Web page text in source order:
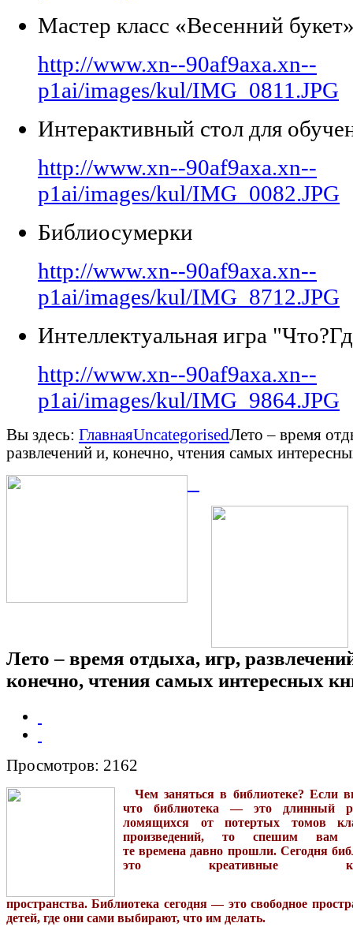
Мастер класс «Весенний
http://www.xn--90af9axa.xn--
p1ai/images/kul/IMG_0811.JPG
Интерактивный стол для
http://www.xn--90af9axa.xn--
p1ai/images/kul/IMG_0082.JPG
Библиосумерки
http://www.xn--90af9axa.xn--
p1ai/images/kul/IMG_8712.JPG
Интеллектуальная игра
http://www.xn--90af9axa.xn--
p1ai/images/kul/IMG_9864.JPG
Вы здесь: ГлавнаяUncategorisedЛето – время
развлечений и, конечно, чтения самых
Лето – время отдыха, игр,
конечно, чтения самых интересных
Просмотров: 2162
Чем заняться в библиотеке? Если
что библиотека — это длинный
ломящихся от потертых томов
произведений, то спешим вам
те времена давно прошли. Сегодня
это креативные
пространства.Библиотека сегодня— этосвободное
детей, где они сами выбирают, что им делать.